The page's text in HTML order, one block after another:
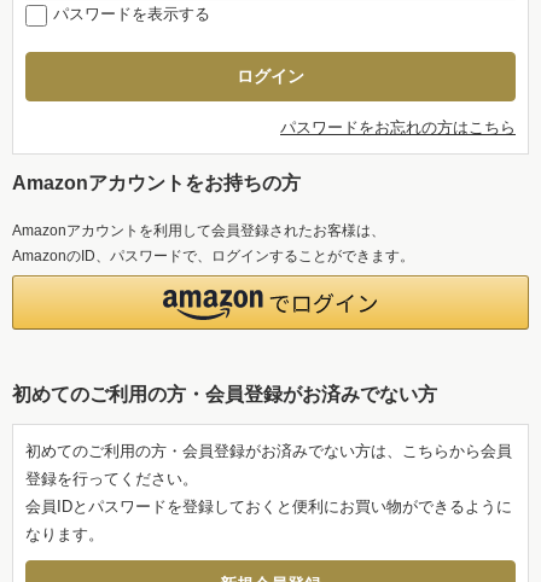
パスワードを表示する
パスワードをお忘れの方はこちら
Amazonアカウントをお持ちの方
Amazonアカウントを利用して会員登録されたお客様は、
AmazonのID、パスワードで、ログインすることができます。
初めてのご利用の方・会員登録がお済みでない方
初めてのご利用の方・会員登録がお済みでない方は、こちらから会員
登録を行ってください。
会員IDとパスワードを登録しておくと便利にお買い物ができるように
なります。